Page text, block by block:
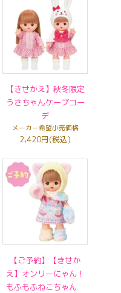
【きせかえ】秋冬限定
うさちゃんケープコー
デ
メーカー希望小売価格
2,420円(税込)
【ご予約】【きせか
え】オンリーにゃん！
もふもふねこちゃん